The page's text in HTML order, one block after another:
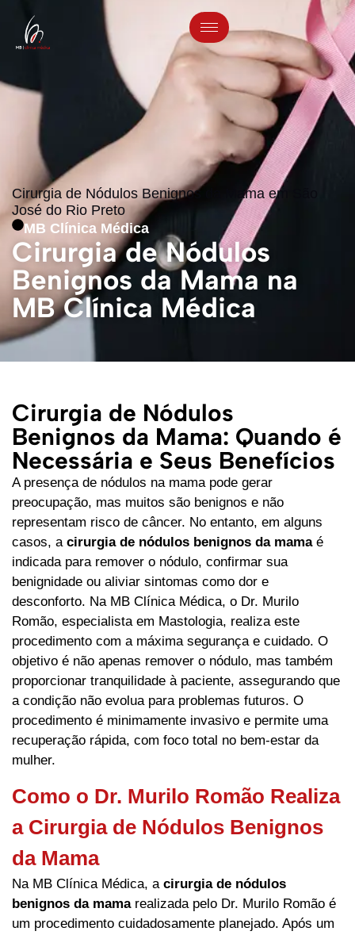
Cirurgia de Nódulos Benignos da Mama em São
José do Rio Preto
MB Clínica Médica
Cirurgia de Nódulos
Benignos da Mama na
MB Clínica Médica
Cirurgia de Nódulos
Benignos da Mama: Quando é
Necessária e Seus Benefícios
A presença de nódulos na mama pode gerar
preocupação, mas muitos são benignos e não
representam risco de câncer. No entanto, em alguns
casos, a cirurgia de nódulos benignos da mamaé
indicada para remover o nódulo, confirmar sua
benignidade ou aliviar sintomas como dor e
desconforto. Na MB Clínica Médica, o Dr. Murilo
Romão, especialista em Mastologia, realiza este
procedimento com a máxima segurança e cuidado. O
objetivo é não apenas remover o nódulo, mas também
proporcionar tranquilidade à paciente, assegurando que
a condição não evolua para problemas futuros. O
procedimento é minimamente invasivo e permite uma
recuperação rápida, com foco total no bem-estar da
mulher.
Como o Dr. Murilo Romão Realiza
a Cirurgia de Nódulos Benignos
da Mama
Na MB Clínica Médica, a cirurgia de nódulos
benignos da mamarealizada pelo Dr. Murilo Romão é
um procedimento cuidadosamente planejado. Após um